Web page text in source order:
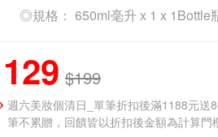
◎規格： 650ml毫升 x 1 x 1Bottle
129 $199
週六美妝個清日_單筆折扣後滿1188元送
筆不累贈，回饋皆以折扣後金額為計算門